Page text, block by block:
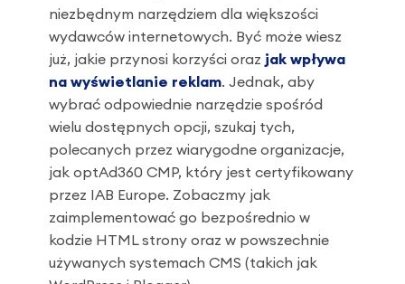
niezbędnym narzędziem dla większości
wydawców internetowych. Być może wiesz
już, jakie przynosi korzyści oraz jak wpływa
na wyświetlanie reklam. Jednak, aby
wybrać odpowiednie narzędzie spośród
wielu dostępnych opcji, szukaj tych,
polecanych przez wiarygodne organizacje,
jak optAd360 CMP, który jest certyfikowany
przez IAB Europe. Zobaczmy jak
zaimplementować go bezpośrednio w
kodzie HTML strony oraz w powszechnie
używanych systemach CMS (takich jak